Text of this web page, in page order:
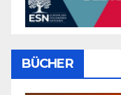
BÜCHER